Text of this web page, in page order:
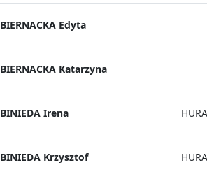
BIERNACKA Edyta
BIERNACKA Katarzyna
BINIEDA Irena
BINIEDA Krzysztof